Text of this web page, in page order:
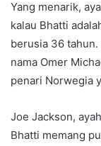
Yang menarik,
kalau Bhatti
berusia 36
nama Omer
penari Norwegia
Joe Jackson,
Bhatti memang